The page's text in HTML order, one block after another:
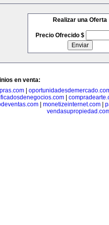
Realizar una Oferta
Precio Ofrecido $
en venta:
|
| monetizeinternet.com|